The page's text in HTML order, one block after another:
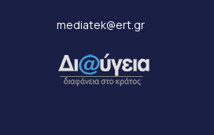
mediatek@ert.gr